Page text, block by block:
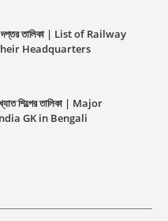
দপ্তর তালিকা | List of Railway
Headquarters
শিল্পের তালিকা | Major
GK in Bengali